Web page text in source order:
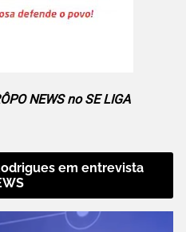
NEWS no SE LIGA
em entrevista